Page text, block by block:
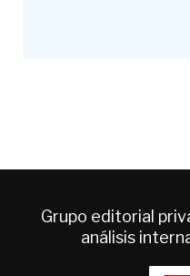
Grupo editorial
análisis